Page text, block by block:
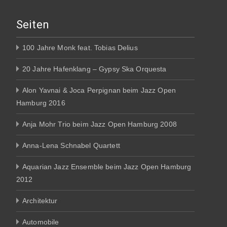
Seiten
100 Jahre Monk feat. Tobias Delius
20 Jahre Hafenklang – Gypsy Ska Orquesta
Alon Yavnai & Joca Perpignan beim Jazz Open
Hamburg 2016
Anja Mohr Trio beim Jazz Open Hamburg 2008
Anna-Lena Schnabel Quartett
Aquarian Jazz Ensemble beim Jazz Open Hamburg
2012
Architektur
Automobile